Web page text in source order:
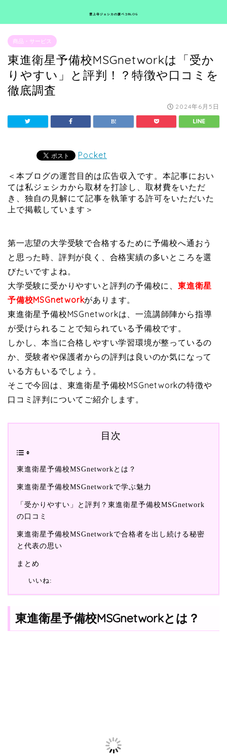
雲上寺ジェシカの腹ペコBLOG
商品・サービス
東進衛星予備校MSGnetworkは「受か
りやすい」と評判！？特徴や口コミを
徹底調査
2024年6月5日
Pocket
＜本ブログの運営目的は広告収入です。本記事におい
ては私ジェシカから取材を打診し、取材費をいただ
き、独自の見解にて記事を執筆する許可をいただいた
上で掲載しています＞
第一志望の大学受験で合格するために予備校へ通おう
と思った時、評判が良く、合格実績の多いところを選
びたいですよね。
大学受験に受かりやすいと評判の予備校に、東進衛星
予備校MSGnetworkがあります。
東進衛星予備校MSGnetworkは、一流講師陣から指導
が受けられることで知られている予備校です。
しかし、本当に合格しやすい学習環境が整っているの
か、受験者や保護者からの評判は良いのか気になって
いる方もいるでしょう。
そこで今回は、東進衛星予備校MSGnetworkの特徴や
口コミ評判についてご紹介します。
目次
東進衛星予備校MSGnetworkとは？
東進衛星予備校MSGnetworkで学ぶ魅力
「受かりやすい」と評判？東進衛星予備校MSGnetwork
の口コミ
東進衛星予備校MSGnetworkで合格者を出し続ける秘密
と代表の思い
まとめ
いいね:
東進衛星予備校MSGnetworkとは？